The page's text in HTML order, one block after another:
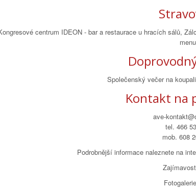
centrum IDEON - bar a restaurace u hracích sálů,
Společenský večer na
Kontakt na
ave-
tel. 466
mob. 608
Podrobnější informace naleznete na